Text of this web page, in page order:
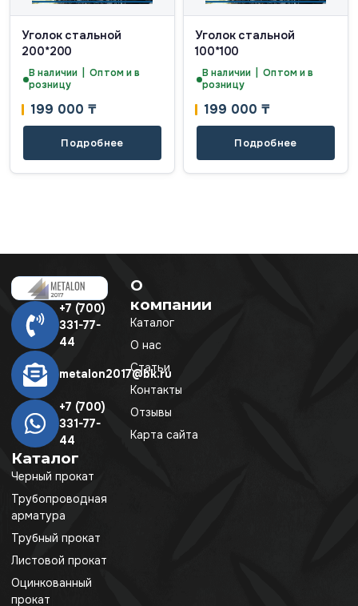
Уголок стальной
200*200
В наличии | Оптом и в
розницу
199 000 ₸
Подробнее
Уголок стальной
100*100
В наличии | Оптом и в
розницу
199 000 ₸
Подробнее
+7 (700)
331-77-
44
metalon2017@bk.ru
+7 (700)
331-77-
44
Каталог
Черный прокат
Трубопроводная
арматура
Трубный прокат
Листовой прокат
Оцинкованный
прокат
О
компании
Каталог
О нас
Статьи
Контакты
Отзывы
Карта сайта